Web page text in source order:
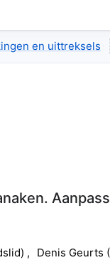
en uittreksels
) Denis Geurts (